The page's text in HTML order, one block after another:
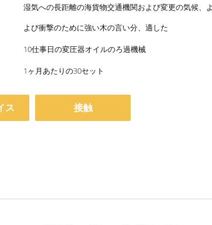
湿気への長距離の海貨物交通機関および変更の気候、
よび衝撃のために強い木の言い分、適した
10仕事日の変圧器オイルのろ過機械
1ヶ月あたりの30セット
ス 接触